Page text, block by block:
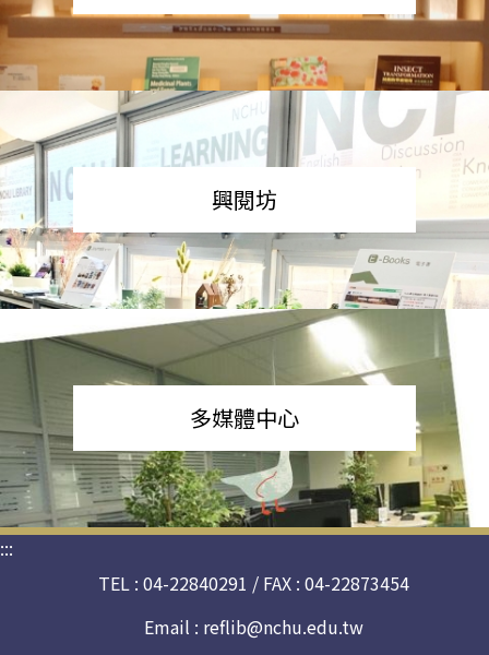
興閱坊
多媒體中心
:::
TEL : 04-22840291 / FAX : 04-22873454
Email : reflib@nchu.edu.tw